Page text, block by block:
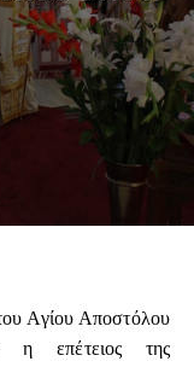
Αγίου Αποστόλου
η επέτειος της